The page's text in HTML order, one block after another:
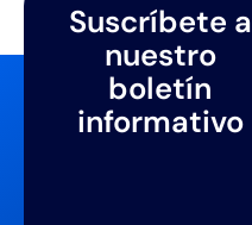
Suscríbete a
nuestro
boletín
informativo